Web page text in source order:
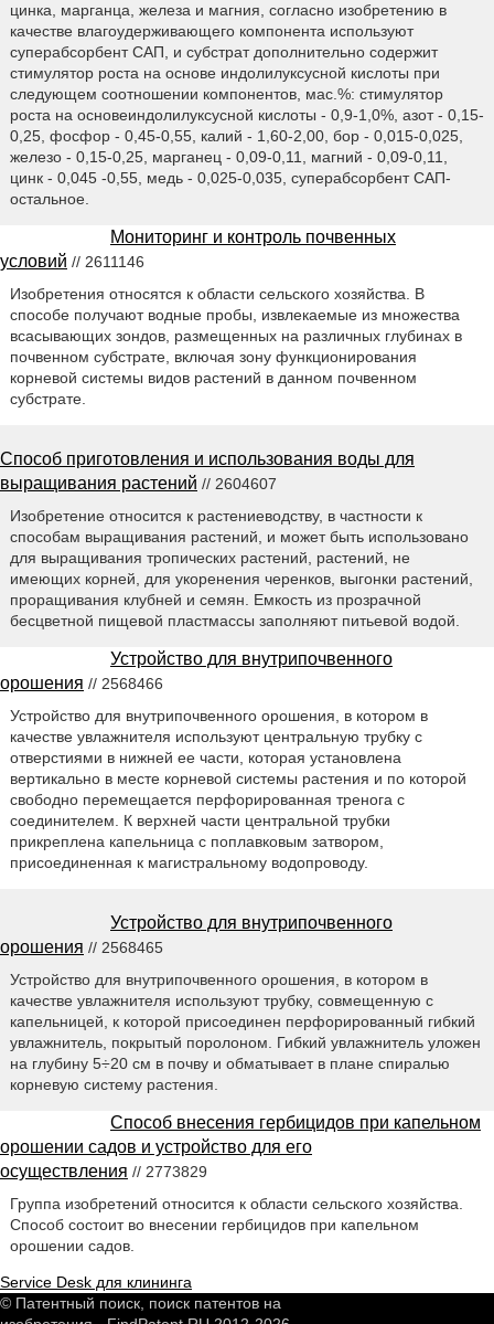
цинка, марганца, железа и магния, согласно изобретению в
качестве влагоудерживающего компонента используют
суперабсорбент САП, и субстрат дополнительно содержит
стимулятор роста на основе индолилуксусной кислоты при
следующем соотношении компонентов, мас.%: стимулятор
роста на основеиндолилуксусной кислоты - 0,9-1,0%, азот - 0,15-
0,25, фосфор - 0,45-0,55, калий - 1,60-2,00, бор - 0,015-0,025,
железо - 0,15-0,25, марганец - 0,09-0,11, магний - 0,09-0,11,
цинк - 0,045 -0,55, медь - 0,025-0,035, суперабсорбент САП-
остальное.
Мониторинг и контроль почвенных
условий // 2611146
Изобретения относятся к области сельского хозяйства. В
способе получают водные пробы, извлекаемые из множества
всасывающих зондов, размещенных на различных глубинах в
почвенном субстрате, включая зону функционирования
корневой системы видов растений в данном почвенном
субстрате.
Способ приготовления и использования воды для
выращивания растений // 2604607
Изобретение относится к растениеводству, в частности к
способам выращивания растений, и может быть использовано
для выращивания тропических растений, растений, не
имеющих корней, для укоренения черенков, выгонки растений,
проращивания клубней и семян. Емкость из прозрачной
бесцветной пищевой пластмассы заполняют питьевой водой.
Устройство для внутрипочвенного
орошения // 2568466
Устройство для внутрипочвенного орошения, в котором в
качестве увлажнителя используют центральную трубку с
отверстиями в нижней ее части, которая установлена
вертикально в месте корневой системы растения и по которой
свободно перемещается перфорированная тренога с
соединителем. К верхней части центральной трубки
прикреплена капельница с поплавковым затвором,
присоединенная к магистральному водопроводу.
Устройство для внутрипочвенного
орошения // 2568465
Устройство для внутрипочвенного орошения, в котором в
качестве увлажнителя используют трубку, совмещенную с
капельницей, к которой присоединен перфорированный гибкий
увлажнитель, покрытый поролоном. Гибкий увлажнитель уложен
на глубину 5÷20 см в почву и обматывает в плане спиралью
корневую систему растения.
Способ внесения гербицидов при капельном
орошении садов и устройство для его
осуществления // 2773829
Группа изобретений относится к области сельского хозяйства.
Способ состоит во внесении гербицидов при капельном
орошении садов.
Service Desk для клининга
© Патентный поиск, поиск патентов на